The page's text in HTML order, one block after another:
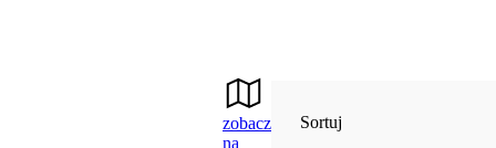
zobacz
na
Sortuj